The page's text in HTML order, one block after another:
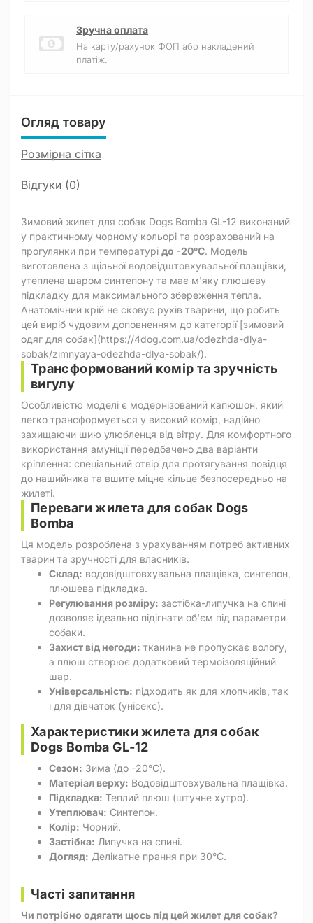
Зручна оплата
На карту/рахунок ФОП або накладений
платіж.
Огляд товару
Розмірна сітка
Відгуки (0)
Зимовий жилет для собак Dogs Bomba GL-12 виконаний
у практичному чорному кольорі та розрахований на
прогулянки при температурі до -20°C. Модель
виготовлена з щільної водовідштовхувальної плащівки,
утеплена шаром синтепону та має м'яку плюшеву
підкладку для максимального збереження тепла.
Анатомічний крій не сковує рухів тварини, що робить
цей виріб чудовим доповненням до категорії [зимовий
одяг для собак](https://4dog.com.ua/odezhda-dlya-
sobak/zimnyaya-odezhda-dlya-sobak/).
Трансформований комір та зручність
вигулу
Особливістю моделі є модернізований капюшон, який
легко трансформується у високий комір, надійно
захищаючи шию улюбленця від вітру. Для комфортного
використання амуніції передбачено два варіанти
кріплення: спеціальний отвір для протягування повідця
до нашийника та вшите міцне кільце безпосередньо на
жилеті.
Переваги жилета для собак Dogs
Bomba
Ця модель розроблена з урахуванням потреб активних
тварин та зручності для власників.
Склад: водовідштовхувальна плащівка, синтепон,
плюшева підкладка.
Регулювання розміру: застібка-липучка на спині
дозволяє ідеально підігнати об'єм під параметри
собаки.
Захист від негоди: тканина не пропускає вологу,
а плюш створює додатковий термоізоляційний
шар.
Універсальність: підходить як для хлопчиків, так
і для дівчаток (унісекс).
Характеристики жилета для собак
Dogs Bomba GL-12
Сезон: Зима (до -20°C).
Матеріал верху: Водовідштовхувальна плащівка.
Підкладка: Теплий плюш (штучне хутро).
Утеплювач: Синтепон.
Колір: Чорний.
Застібка: Липучка на спині.
Догляд: Делікатне прання при 30°C.
Часті запитання
Чи потрібно одягати щось під цей жилет для собак?